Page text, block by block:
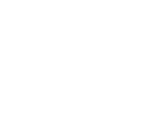
della Ricetta
di questa